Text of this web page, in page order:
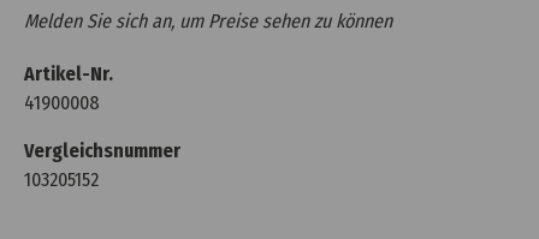
Melden Sie sich an, um Preise sehen zu können
Artikel-Nr.
41900008
Vergleichsnummer
103205152